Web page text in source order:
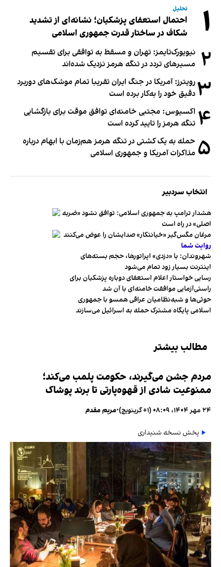
۱ تحلیل
احتمال استعفای پزشکیان؛ نشانه‌ای از تشدید
شکاف در ساختار قدرت جمهوری اسلامی
۲ نیویورک‌تایمز: تهران و مسقط به توافقی برای تقسیم
مسیرهای تردد در تنگه هرمز نزدیک شده‌اند
۳رویترز: آمریکا در جنگ ایران تقریبا تمام موشک‌های دوربرد
دقیق خود را به‌کار برده است
۴ اکسیوس: مجتبی خامنه‌ای توافق موقت برای بازگشایی
تنگه هرمز را تایید کرده است
۵ حمله به یک کشتی در تنگه هرمز هم‌زمان با ابهام درباره
مذاکرات آمریکا و جمهوری اسلامی
انتخاب سردبیر
هشدار ترامپ به جمهوری اسلامی: توافق نشود «ضربه
اصلی» در راه است
مرغان مگس‌گیر «خیانتکار» صدایشان را عوض می‌کنند
روایت شما
شهروندان:‌ با «دزدی» اپراتورها، حجم بسته‌های
اینترنت بسیار زود تمام می‌شود
رسایی خواستار اعلام استعفای دوباره پزشکیان برای
راستی‌آزمایی موافقت خامنه‌ای با آن شد
حوثی‌ها و شبه‌نظامیان عراقی همسو با جمهوری
اسلامی پایگاه مشترک حمله به اسرائیل می‌سازند
مطالب بیشتر
مردم جشن می‌گیرند، حکومت پلمب می‌کند؛
ممنوعیت شادی از قهوه‌پارتی تا برند پوشاک
۲۴ مهر ۱۴۰۴، ۰۸:۰۹ (‎+۱ گرینویچ) •مریم مقدم
پخش نسخه شنیداری